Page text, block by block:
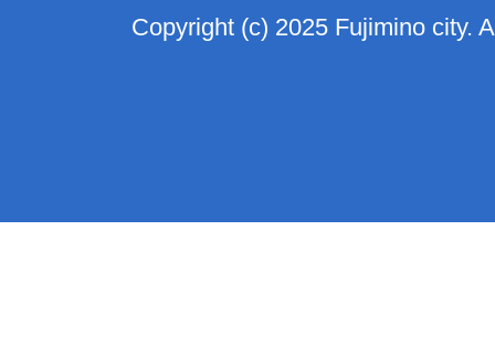
Copyright (c) 2025 Fujimino city.